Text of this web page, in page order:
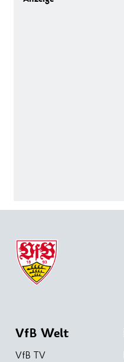
VfB Welt
VfB TV